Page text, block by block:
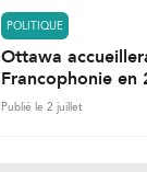
POLITIQUE
Ottawa
Francophonie en
Publié le 2 juillet